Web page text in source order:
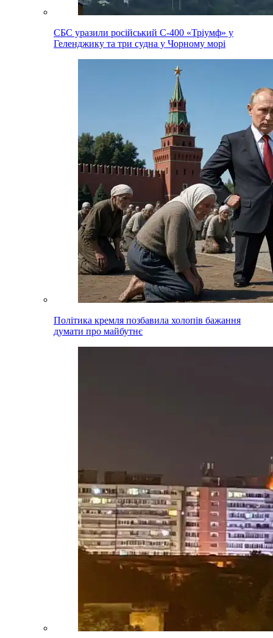
СБС уразили російський С-400 «Тріумф» у
Геленджику та три судна у Чорному морі
Політика кремля позбавила холопів бажання
думати про майбутнє